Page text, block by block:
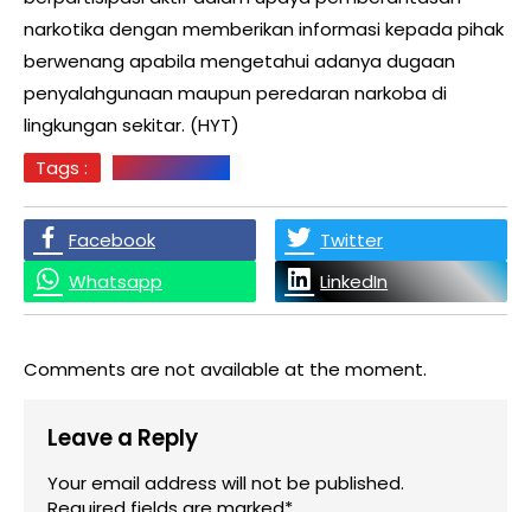
narkotika dengan memberikan informasi kepada pihak
berwenang apabila mengetahui adanya dugaan
penyalahgunaan maupun peredaran narkoba di
lingkungan sekitar. (HYT)
Tags :
Facebook
Twitter
Whatsapp
LinkedIn
Comments are not available at the moment.
Leave a Reply
Your email address will not be published.